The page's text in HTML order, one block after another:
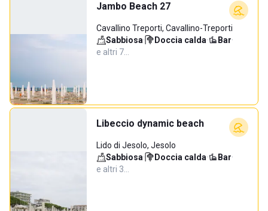
Jambo Beach 27
Cavallino Treporti, Cavallino-Treporti
Sabbiosa· Doccia calda· Bar·
e altri 7…
Libeccio dynamic beach
Lido di Jesolo, Jesolo
Sabbiosa· Doccia calda· Bar·
e altri 3…